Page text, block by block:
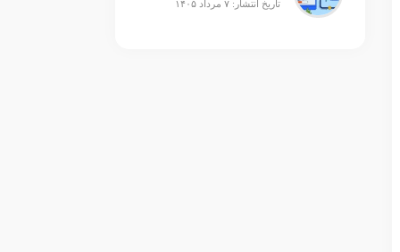
تاریخ انتشار: ۷ مرداد ۱۴۰۵